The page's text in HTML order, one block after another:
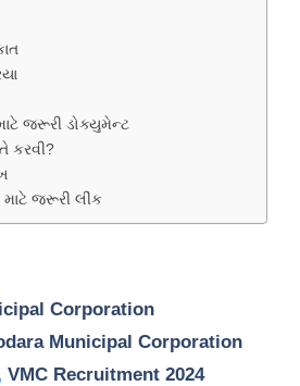
જરૂરી ડોક્યુમેન્ટ
કરવી?
જરૂરી લીંક
Corporation
Municipal Corporation
VMC Recruitment 2024